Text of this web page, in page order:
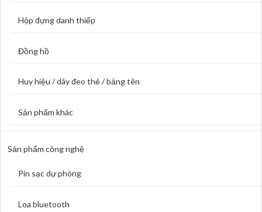
Hộp đựng danh thiếp
Đồng hồ
Huy hiệu / dây đeo thẻ / bảng tên
Sản phẩm khác
Sản phẩm công nghệ
Pin sạc dự phòng
Loa bluetooth